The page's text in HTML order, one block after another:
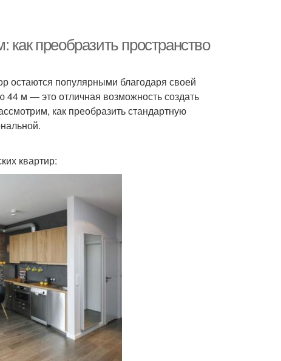
преобразить пространство
остаются популярными благодаря своей
44 м — это отличная возможность создать
как преобразить стандартную
квартир: